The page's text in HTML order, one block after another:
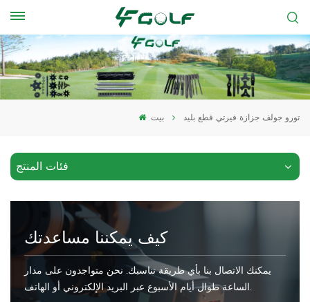
بيت تورو جولف جزازة فيرتي قطع بليد
فئات المنتج
كيف يمكننا مساعدتك
يمكنك الاتصال بنا بأي طريقة تناسبك. نحن متواجدون على مدار
الساعة طوال أيام الأسبوع عبر البريد الإلكتروني أو الهاتف.